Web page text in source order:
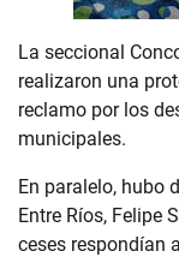
La seccional
realizaron una
reclamo por los
municipales.
En paralelo, hubo
Entre Ríos, Felipe
ceses respondían